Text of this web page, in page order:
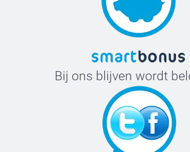
Bij ons blijven wordt